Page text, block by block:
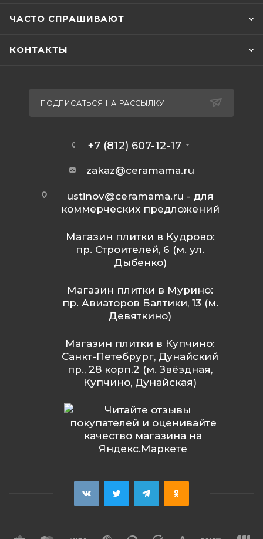
ЧАСТО СПРАШИВАЮТ
КОНТАКТЫ
ПОДПИСАТЬСЯ НА РАССЫЛКУ
+7 (812) 607-12-17
zakaz@ceramama.ru
ustinov@ceramama.ru - для
коммерческих предложений
Магазин плитки в Кудрово:
пр. Строителей, 6 (м. ул.
Дыбенко)
Магазин плитки в Мурино:
пр. Авиаторов Балтики, 13 (м.
Девяткино)
Магазин плитки в Купчино:
Санкт-Петебрург, Дунайский
пр., 28 корп.2 (м. Звёздная,
Купчино, Дунайская)